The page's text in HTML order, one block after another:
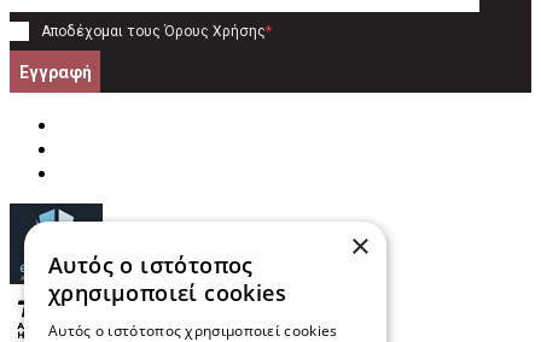
Αποδέχομαι τους Όρους Χρήσης*
Εγγραφή
×
Αυτός ο ιστότοπος
χρησιμοποιεί cookies
Αυτός ο ιστότοπος χρησιμοποιεί cookies